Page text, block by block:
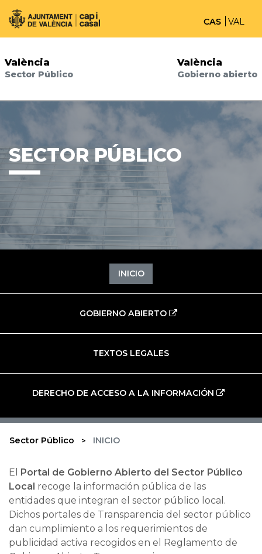
CAS VAL
València
Sector Público
València
Gobierno abierto
SECTOR PÚBLICO
INICIO
GOBIERNO ABIERTO
TEXTOS LEGALES
DERECHO DE ACCESO A LA INFORMACIÓN
Sector Público INICIO
El
Portal de Gobierno Abierto del Sector Público
Local recoge la información pública de las
entidades que integran el sector público local.
​​​​​​​Dichos portales de Transparencia del sector público
dan cumplimiento a los requerimientos de
publicidad activa recogidos en el Reglamento de